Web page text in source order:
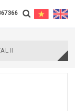
II